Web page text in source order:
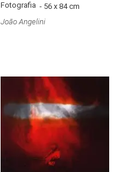
Fotografia - 56 x 84 cm
João Angelini